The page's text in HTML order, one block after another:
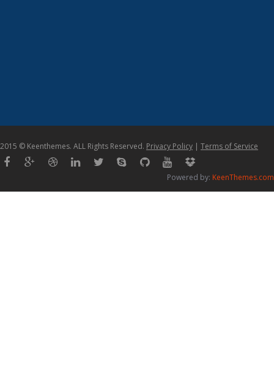
2015 © Keenthemes. ALL Rights Reserved. Privacy Policy | Terms of Service
Powered by: KeenThemes.com